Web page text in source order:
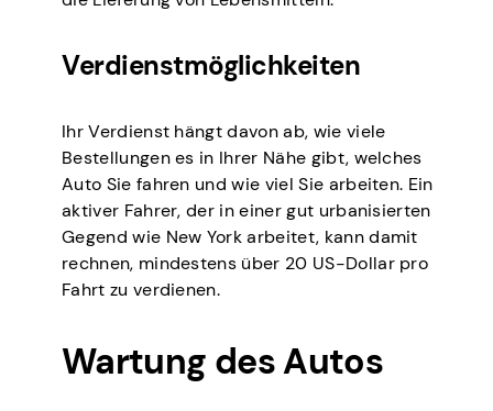
Verdienstmöglichkeiten
Ihr Verdienst hängt davon ab, wie viele
Bestellungen es in Ihrer Nähe gibt, welches
Auto Sie fahren und wie viel Sie arbeiten. Ein
aktiver Fahrer, der in einer gut urbanisierten
Gegend wie New York arbeitet, kann damit
rechnen, mindestens über 20 US-Dollar pro
Fahrt zu verdienen.
Wartung des Autos